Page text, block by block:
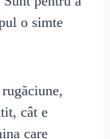
o simte
cât e
care